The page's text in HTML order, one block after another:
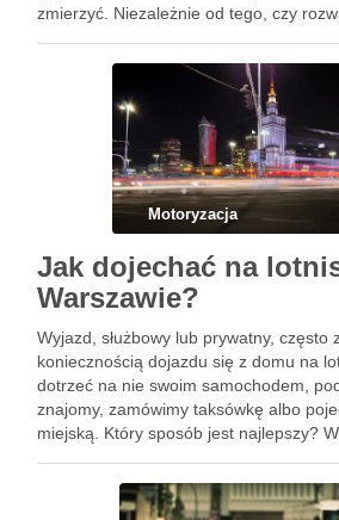
zmierzyć. Niezależnie od tego, czy
procesu oraz związanych z nim
Motoryzacja
Jak dojechać na
Warszawie?
Wyjazd, służbowy lub prywatny, często
koniecznością dojazdu się z domu na
dotrzeć na nie swoim samochodem,
znajomy, zamówimy taksówkę albo
miejską. Który sposób jest najlepszy?